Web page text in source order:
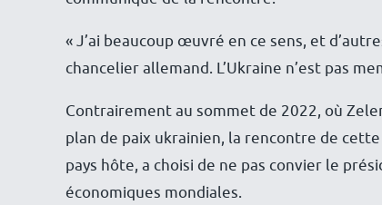
« J’ai beaucoup œuvré en ce sens, et
chancelier allemand. L’Ukraine n’est pas
Contrairement au sommet de 2022, où
plan de paix ukrainien, la rencontre de
pays hôte, a choisi de ne pas convier le
économiques mondiales.